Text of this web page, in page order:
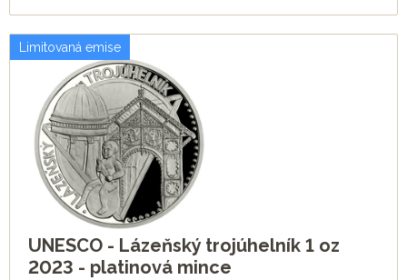
Limitovaná emise
UNESCO - Lázeňský trojúhelník 1 oz
2023 - platinová mince